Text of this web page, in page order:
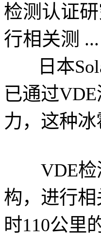
检测认证
行相关测 ...
日本
已通过
力，这种
VDE检测
构，进行
时110公里